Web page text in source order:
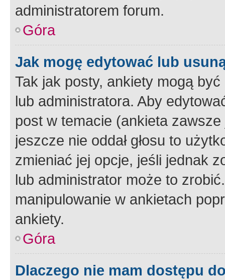
administratorem forum.
Góra
Jak mogę edytować lub
Tak jak posty, ankiety mogą
lub administratora. Aby
post w temacie (ankieta
jeszcze nie oddał głosu to
zmieniać jej opcje, jeśli jednak
lub administrator może to
manipulowanie w ankietach
ankiety.
Góra
Dlaczego nie mam dostępu